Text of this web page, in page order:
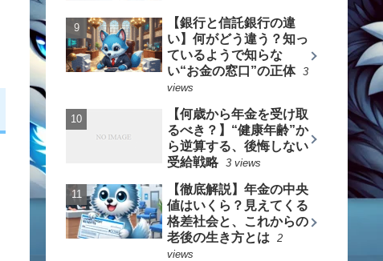
【銀行と信託銀行の違
い】何がどう違う？知っ
ているようで知らな
い“お金の窓口”の正体 3
views
【何歳から年金を受け取
るべき？】“健康年齢”か
ら逆算する、後悔しない
受給戦略 3 views
【徹底解説】年金の中央
値はいくら？見えてくる
格差社会と、これからの
老後の生き方とは
2
views